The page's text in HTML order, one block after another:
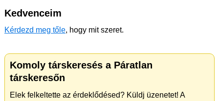
Kedvenceim
Kérdezd meg tőle, hogy mit szeret.
Komoly társkeresés a Páratlan
társkeresőn
Elek felkeltette az érdeklődésed? Küldj üzenetet! A